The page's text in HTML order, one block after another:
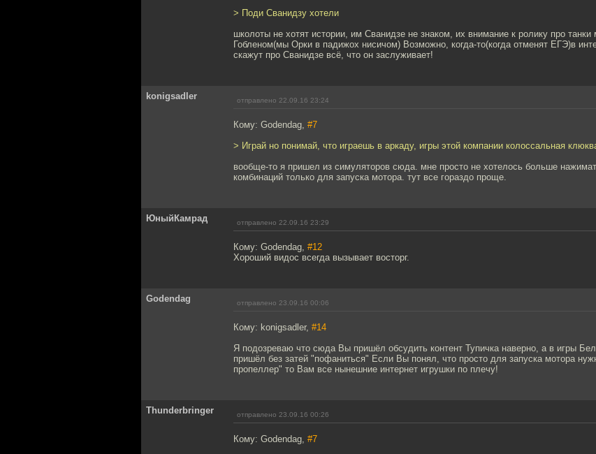
> Поди Сванидзу хотели
школоты не хотят истории, им Сванидзе не знаком, их внимание к ролику про
Гобленом(мы Орки в падижох нисичом) Возможно, когда-то(когда отменят ЕГЭ)в
скажут про Сванидзе всё, что он заслуживает!
konigsadler отправлено 22.09.16 23:24
Кому: Godendag, #7
> Играй но понимай, что играешь в аркаду, игры этой компании колоссальная
вообще-то я пришел из симуляторов сюда. мне просто не хотелось больше
комбинаций только для запуска мотора. тут все гораздо проще.
ЮныйКамрад отправлено 22.09.16 23:29
Кому: Godendag, #12
Хороший видос всегда вызывает восторг.
Godendag отправлено 23.09.16 00:06
Кому: konigsadler, #14
Я подозреваю что сюда Вы пришёл обсудить контент Тупичка наверно, а в игры
пришёл без затей "пофаниться" Если Вы понял, что просто для запуска мотора
пропеллер" то Вам все нынешние интернет игрушки по плечу!
Thunderbringer отправлено 23.09.16 00:26
Кому: Godendag, #7